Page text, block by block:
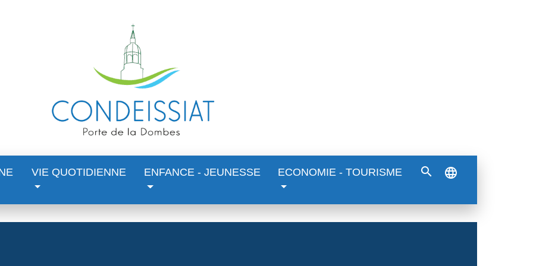
VIE QUOTIDIENNE ENFANCE - JEUNESSE ECONOMIE - TOURISME search language